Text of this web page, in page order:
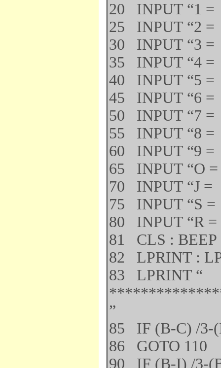
20 INPUT “1 =
25 INPUT “2 =
30 INPUT “3 =
35 INPUT “4 =
40 INPUT “5 =
45 INPUT “6 =
50 INPUT “7 =
55 INPUT “8 =
60 INPUT “9 =
65 INPUT “O
70 INPUT “J =
75 INPUT “S
80 INPUT “R
81 CLS : BEEP
82 LPRINT :
83 LPRINT “
”
85 IF (B-C) /3-
86 GOTO 110
90 IF (B-I) /3-